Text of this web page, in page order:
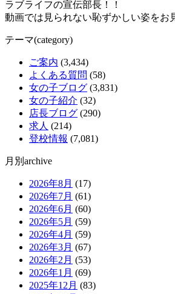
ラブライフの宣伝部長！！
動画では見られない恥ずかしい姿をお
テーマ(category)
ご案内 (3,434)
よくある質問 (58)
女の子ブログ (3,831)
女の子紹介 (32)
店長ブログ (290)
求人 (214)
登校情報 (7,081)
月別archive
2026年8月 (17)
2026年7月 (61)
2026年6月 (60)
2026年5月 (59)
2026年4月 (59)
2026年3月 (67)
2026年2月 (53)
2026年1月 (69)
2025年12月 (83)